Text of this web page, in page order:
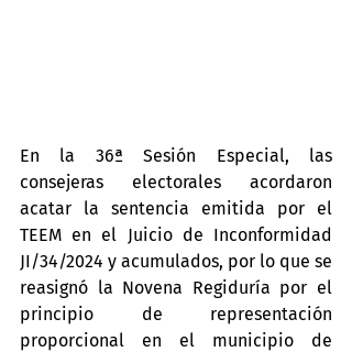
En la 36ª Sesión Especial, las
consejeras electorales acordaron
acatar la sentencia emitida por el
TEEM en el Juicio de Inconformidad
JI/34/2024 y acumulados, por lo que se
reasignó la Novena Regiduría por el
principio de representación
proporcional en el municipio de